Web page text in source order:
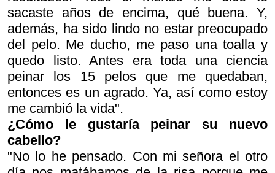
sacaste años de encima, qué buena. Y,
además, ha sido lindo no estar preocupado
del pelo. Me ducho, me paso una toalla y
quedo listo. Antes era toda una ciencia
peinar los 15 pelos que me quedaban,
entonces es un agrado. Ya, así como estoy
me cambió la vida".
¿Cómo le gustaría peinar su nuevo
cabello?
"No lo he pensado. Con mi señora el otro